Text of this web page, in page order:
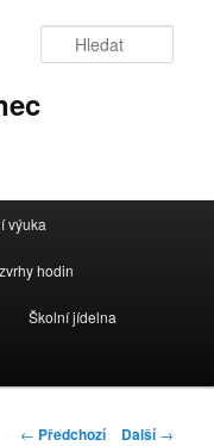
výuka
hodin
Školní jídelna
Navigace
← Předchozí Další→